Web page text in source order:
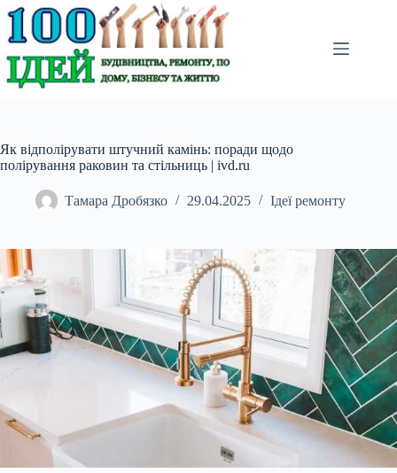
Перейти
до
вмісту
Як відполірувати штучний камінь: поради щодо
полірування раковин та стільниць | ivd.ru
Тамара Дробязко 29.04.2025 Ідеї ремонту